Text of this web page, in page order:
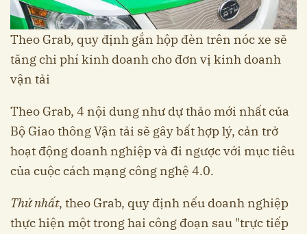
Theo Grab, quy định gắn hộp đèn trên nóc xe sẽ
tăng chi phí kinh doanh cho đơn vị kinh doanh
vận tải
Theo Grab, 4 nội dung như dự thảo mới nhất của
Bộ Giao thông Vận tải sẽ gây bất hợp lý, cản trở
hoạt động doanh nghiệp và đi ngược với mục tiêu
của cuộc cách mạng công nghệ 4.0.
Thứ nhất, theo Grab, quy định nếu doanh nghiệp
thực hiện một trong hai công đoạn sau "trực tiếp